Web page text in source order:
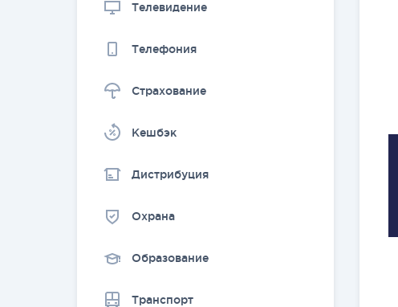
Телевидение
Телефония
Страхование
Kешбэк
Дистрибуция
Охрана
Образование
Транспорт